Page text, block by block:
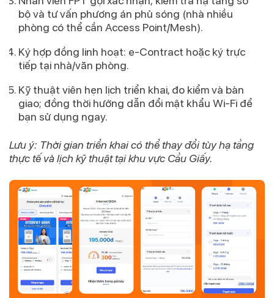
bộvà tư vấn phương án phủ sóng (nhà nhiều
phòng có thể cần Access Point/Mesh).
Ký hợp đồng linh hoạt: e-Contract hoặc ký trực
tiếp tại nhà/văn phòng.
Kỹ thuật viên hẹn lịch triển khai, đo kiểm và bàn
giao; đồng thời hướng dẫn đổi mật khẩu Wi-Fi để
bạn sử dụng ngay.
Lưu ý: Thời gian triển khai có thể thay đổi tùy hạ tầng
thực tế và lịch kỹ thuật tại khu vực Cầu Giấy.